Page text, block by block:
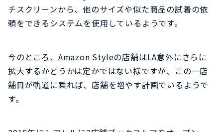
チスクリーンから、他のサイズや似た商品の試着の依
頼をできるシステムを使用しているようです。
今のところ、Amazon Styleの店舗はLA意外にさらに
拡大するかどうかは定かではない様ですが、この一店
舗目が軌道に乗れば、店舗を増やす計画でいるようで
す。